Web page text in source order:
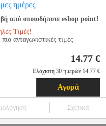
ημέρες
από οποιοδήποτε eshop point!
Τιμές!
ανταγωνιστικές τιμές
14.77 €
Ελάχιστη 30 ημερών 14.77 €
Αγορά
Σχετικά